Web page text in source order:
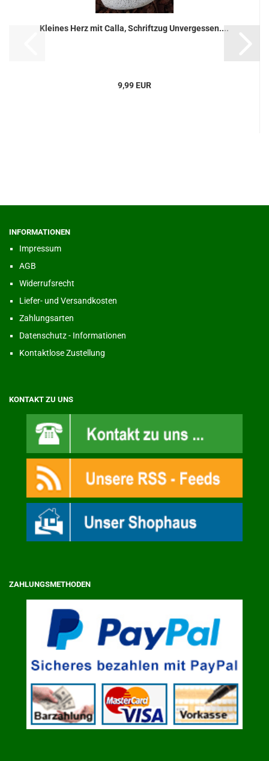
Kleines Herz mit Calla, Schriftzug Unvergessen....
9,99 EUR
INFORMATIONEN
Impressum
AGB
Widerrufsrecht
Liefer- und Versandkosten
Zahlungsarten
Datenschutz - Informationen
Kontaktlose Zustellung
KONTAKT ZU UNS
ZAHLUNGSMETHODEN